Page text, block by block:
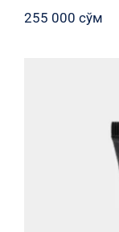
255 000 сўм